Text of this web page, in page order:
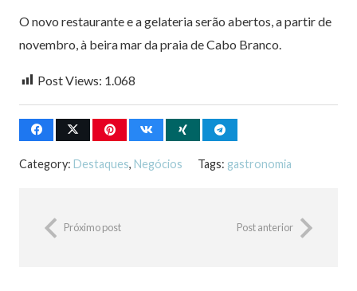
O novo restaurante e a gelateria serão abertos, a partir de
novembro, à beira mar da praia de Cabo Branco.
Post Views: 1.068
Category: Destaques, Negócios Tags: gastronomia
Próximo post Post anterior